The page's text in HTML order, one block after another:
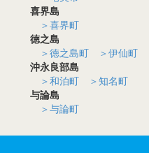
喜界島
＞喜界町
徳之島
＞徳之島町
＞伊仙町
沖永良部島
＞和泊町
＞知名町
与論島
＞与論町